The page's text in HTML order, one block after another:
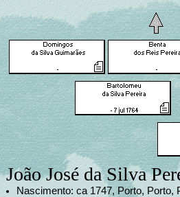
João José da Silva
Nascimento: ca 1747, Porto, Porto,